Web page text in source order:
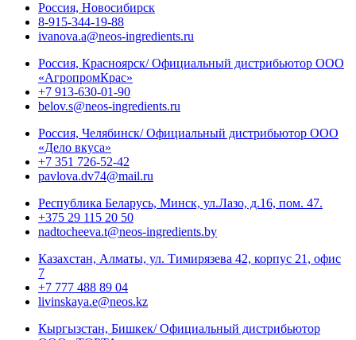
Россия, Новосибирск
8-915-344-19-88
ivanova.a@neos-ingredients.ru
Россия, Красноярск/ Официальный дистрибьютор ООО
«АгропромКрас»
+7 913-630-01-90
belov.s@neos-ingredients.ru
Россия, Челябинск/ Официальный дистрибьютор ООО
«Дело вкуса»
+7 351 726-52-42
pavlova.dv74@mail.ru
Республика Беларусь, Минск, ул.Лазо, д.16, пом. 47.
+375 29 115 20 50
nadtocheeva.t@neos-ingredients.by
Казахстан, Алматы, ул. Тимирязева 42, корпус 21, офис
7
+7 777 488 89 04
livinskaya.e@neos.kz
Кыргызстан, Бишкек/ Официальный дистрибьютор